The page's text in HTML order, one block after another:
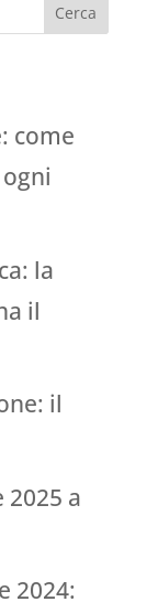
Cerca
come
la
il
il
a
2024: